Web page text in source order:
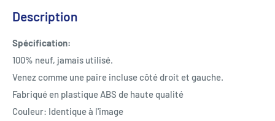
Description
Spécification:
100% neuf, jamais utilisé.
Venez comme une paire incluse côté droit et gauche.
Fabriqué en plastique ABS de haute qualité
Couleur: Identique à l'image